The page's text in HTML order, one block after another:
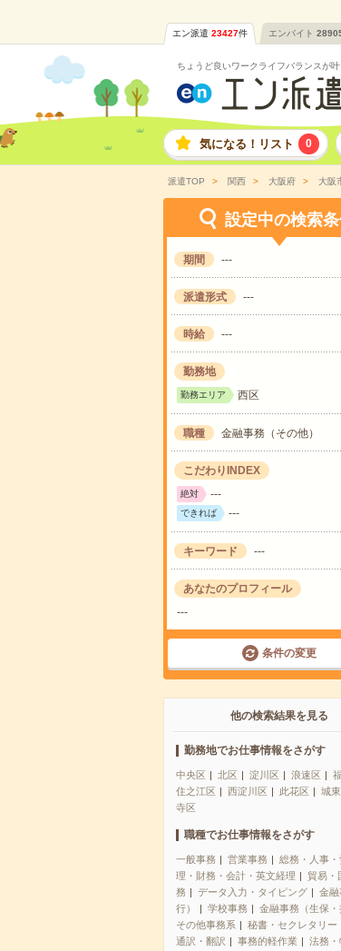
エン派遣 23427件 エンバイト
ちょうど良いワークライフバランスが叶
気になる！リスト 0
派遣TOP 関西 大阪府 大阪
設定中の検索
期間 ---
派遣形式 ---
時給 ---
勤務地
勤務エリア 西区
職種 金融事務（その他）
こだわりINDEX
絶対 ---
できれば ---
キーワード ---
あなたのプロフィール
---
条件の変更
他の検索結果を見る
勤務地でお仕事情報をさがす
中央区 北区 淀川区 浪速区
住之江区
西淀川区 此花区 城
寺区
職種でお仕事情報をさがす
一般事務 営業事務 総務・人事・
理・財務・会計・英文経理
貿易・
務
データ入力・タイピング
金融
行）
学校事務
金融事務（生保・
その他事務系
秘書・セクレタリー
通訳・翻訳
事務的軽作業
法務・